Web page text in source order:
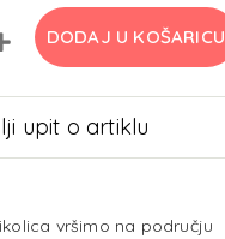
DODAJ U KOŠARICU
upit o artiklu
vršimo na području